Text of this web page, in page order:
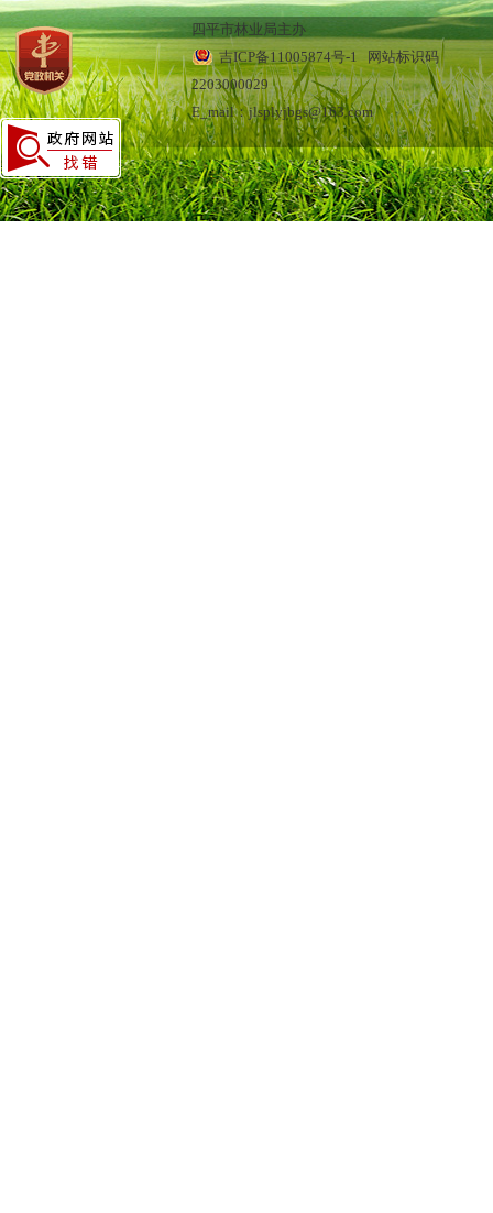
四平市林业局主办
吉ICP备11005874号-1 网站标识码
2203000029
E_mail：jlsplyjbgs@163.com